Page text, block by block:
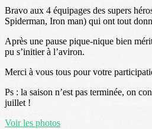
Bravo aux 4 équipages des supers
Spiderman, Iron man) qui ont tout
Après une pause pique-nique bien
pu s’initier à l’aviron.
Merci à vous tous pour votre
Ps : la saison n’est pas terminée, on
juillet !
Voir les photos